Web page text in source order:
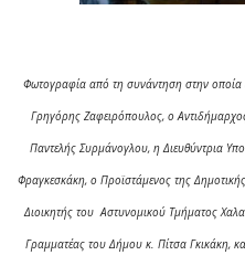
Φωτογραφία από τη συνάντηση στην οποία
Γρηγόρης Ζαφειρόπουλος, ο
Παντελής Συρμάνογλου, η Διευθύντρια
Φραγκεσκάκη, ο Προϊστάμενος της
Διοικητής του Αστυνομικού Τμήματος
Γραμματέας του Δήμου κ. Πίτσα Γκικάκη,